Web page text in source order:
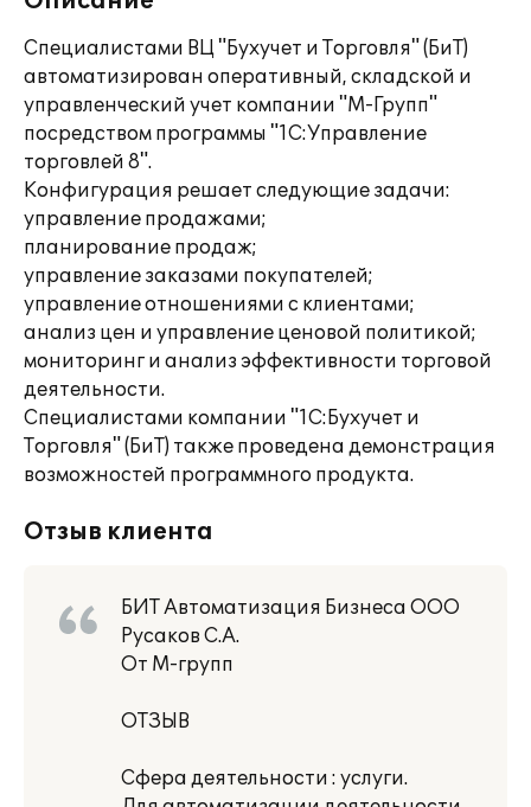
Специалистами ВЦ "Бухучет и Торговля" (БиТ)
автоматизирован оперативный, складской и
управленческий учет компании "М-Групп"
посредством программы "1С:Управление
торговлей 8".
Конфигурация решает следующие задачи:
управление продажами;
планирование продаж;
управление заказами покупателей;
управление отношениями с клиентами;
анализ цен и управление ценовой политикой;
мониторинг и анализ эффективности торговой
деятельности.
Специалистами компании "1С:Бухучет и
Торговля" (БиТ) также проведена демонстрация
возможностей программного продукта.
Отзыв клиента
БИТ Автоматизация Бизнеса ООО
Русаков С.А.
От М-групп
ОТЗЫВ
Сфера деятельности : услуги.